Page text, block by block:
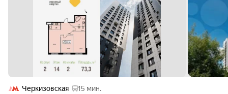
Черкизовская
15 мин.